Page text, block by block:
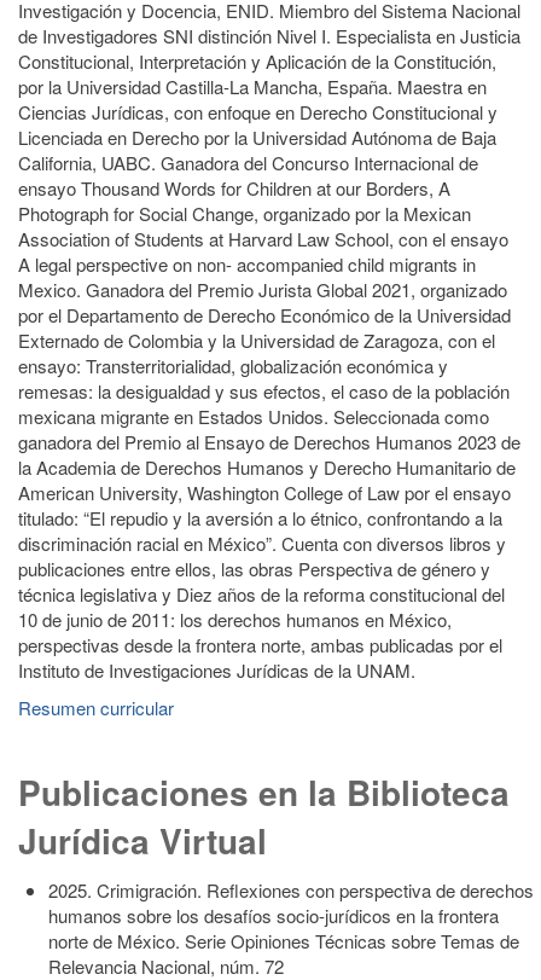
Investigación y Docencia, ENID. Miembro del Sistema Nacional
de Investigadores SNI distinción Nivel I. Especialista en Justicia
Constitucional, Interpretación y Aplicación de la Constitución,
por la Universidad Castilla-La Mancha, España. Maestra en
Ciencias Jurídicas, con enfoque en Derecho Constitucional y
Licenciada en Derecho por la Universidad Autónoma de Baja
California, UABC. Ganadora del Concurso Internacional de
ensayo Thousand Words for Children at our Borders, A
Photograph for Social Change, organizado por la Mexican
Association of Students at Harvard Law School, con el ensayo
A legal perspective on non- accompanied child migrants in
Mexico. Ganadora del Premio Jurista Global 2021, organizado
por el Departamento de Derecho Económico de la Universidad
Externado de Colombia y la Universidad de Zaragoza, con el
ensayo: Transterritorialidad, globalización económica y
remesas: la desigualdad y sus efectos, el caso de la población
mexicana migrante en Estados Unidos. Seleccionada como
ganadora del Premio al Ensayo de Derechos Humanos 2023 de
la Academia de Derechos Humanos y Derecho Humanitario de
American University, Washington College of Law por el ensayo
titulado: “El repudio y la aversión a lo étnico, confrontando a la
discriminación racial en México”. Cuenta con diversos libros y
publicaciones entre ellos, las obras Perspectiva de género y
técnica legislativa y Diez años de la reforma constitucional del
10 de junio de 2011: los derechos humanos en México,
perspectivas desde la frontera norte, ambas publicadas por el
Instituto de Investigaciones Jurídicas de la UNAM.
Resumen curricular
Publicaciones en la Biblioteca
Jurídica Virtual
2025. Crimigración. Reflexiones con perspectiva de derechos
humanos sobre los desafíos socio-jurídicos en la frontera
norte de México. Serie Opiniones Técnicas sobre Temas de
Relevancia Nacional, núm. 72